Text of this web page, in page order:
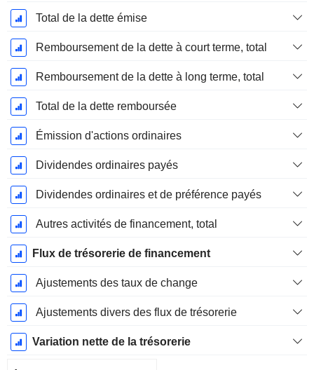
Total de la dette émise
Remboursement de la dette à court terme, total
Remboursement de la dette à long terme, total
Total de la dette remboursée
Émission d'actions ordinaires
Dividendes ordinaires payés
Dividendes ordinaires et de préférence payés
Autres activités de financement, total
Flux de trésorerie de financement
Ajustements des taux de change
Ajustements divers des flux de trésorerie
Variation nette de la trésorerie